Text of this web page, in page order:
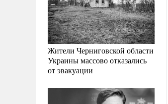
Жители Черниговской области
Украины массово отказались
от эвакуации